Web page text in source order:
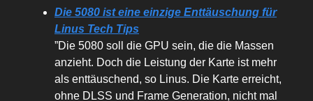
Die 5080 ist eine einzige Enttäuschung für
Linus Tech Tips
”Die 5080 soll die GPU sein, die die Massen
anzieht. Doch die Leistung der Karte ist mehr
als enttäuschend, so Linus. Die Karte erreicht,
ohne DLSS und Frame Generation, nicht mal